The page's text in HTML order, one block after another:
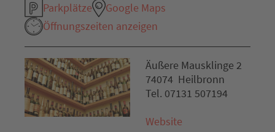
Parkplätze
Google Maps
Öffnungszeiten anzeigen
Äußere Mausklinge 2
74074 Heilbronn
Tel. 07131 507194
Website